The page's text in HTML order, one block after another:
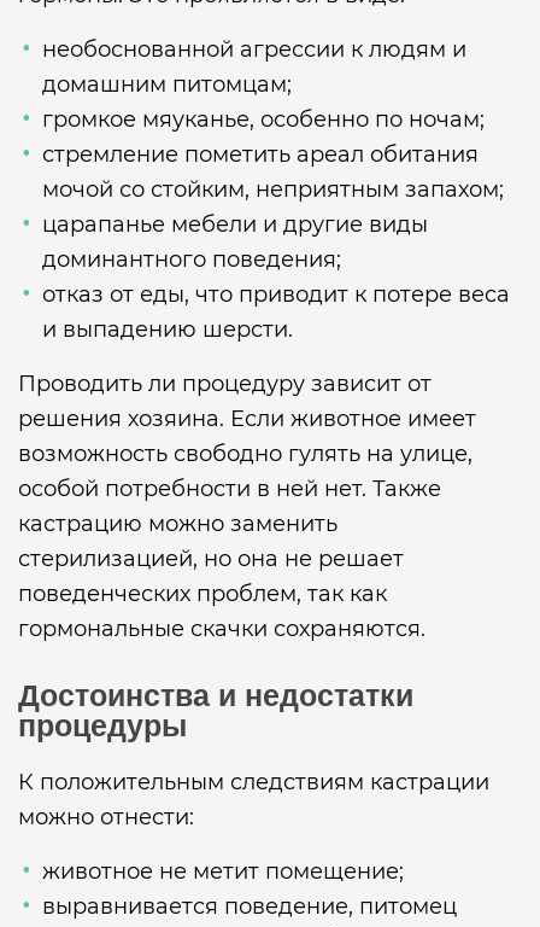
необоснованной агрессии к людям и
домашним питомцам;
громкое мяуканье, особенно по ночам;
стремление пометить ареал обитания
мочой со стойким, неприятным запахом;
царапанье мебели и другие виды
доминантного поведения;
отказ от еды, что приводит к потере веса
и выпадению шерсти.
Проводить ли процедуру зависит от
решения хозяина. Если животное имеет
возможность свободно гулять на улице,
особой потребности в ней нет. Также
кастрацию можно заменить
стерилизацией, но она не решает
поведенческих проблем, так как
гормональные скачки сохраняются.
Достоинства и недостатки
процедуры
К положительным следствиям кастрации
можно отнести:
животное не метит помещение;
выравнивается поведение, питомец